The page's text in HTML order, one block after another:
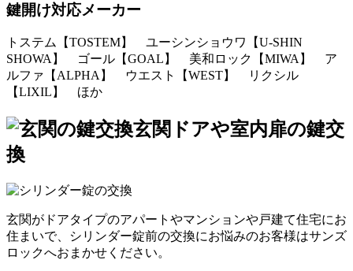
鍵開け対応メーカー
トステム【TOSTEM】 ユーシンショウワ【U-SHIN
SHOWA】 ゴール【GOAL】 美和ロック【MIWA】 ア
ルファ【ALPHA】 ウエスト【WEST】 リクシル
【LIXIL】 ほか
玄関ドアや室内扉の鍵交
換
玄関がドアタイプのアパートやマンションや戸建て住宅にお
住まいで、シリンダー錠前の交換にお悩みのお客様はサンズ
ロックへおまかせください。